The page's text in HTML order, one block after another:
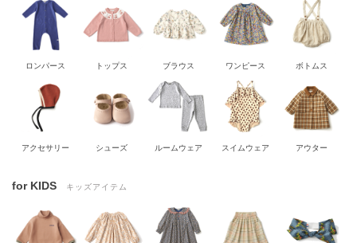
ロンパース トップス ブラウス ワンピース ボトムス
アクセサリー シューズ ルームウェア スイムウェア アウター
for KIDS キッズアイテム